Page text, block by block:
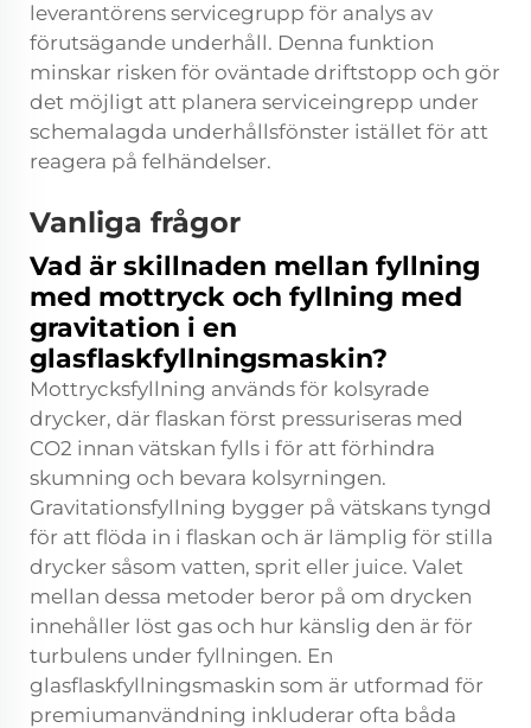
leverantörens servicegrupp för analys av
förutsägande underhåll. Denna funktion
minskar risken för oväntade driftstopp och gör
det möjligt att planera serviceingrepp under
schemalagda underhållsfönster istället för att
reagera på felhändelser.
Vanliga frågor
Vad är skillnaden mellan fyllning
med mottryck och fyllning med
gravitation i en
glasflaskfyllningsmaskin?
Mottrycksfyllning används för kolsyrade
drycker, där flaskan först pressuriseras med
CO2 innan vätskan fylls i för att förhindra
skumning och bevara kolsyrningen.
Gravitationsfyllning bygger på vätskans tyngd
för att flöda in i flaskan och är lämplig för stilla
drycker såsom vatten, sprit eller juice. Valet
mellan dessa metoder beror på om drycken
innehåller löst gas och hur känslig den är för
turbulens under fyllningen. En
glasflaskfyllningsmaskin som är utformad för
premiumanvändning inkluderar ofta båda